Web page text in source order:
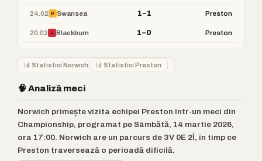
24.02 D Swansea 1–1 Preston
20.02 L Blackburn 1–0 Preston
📊 Statistici Norwich 📊 Statistici Preston
🧠 Analiză meci
Norwich primește vizita echipei Preston într-un meci din
Championship, programat pe Sâmbătă, 14 martie 2026,
ora 17:00. Norwich are un parcurs de 3V 0E 2Î, în timp ce
Preston traversează o perioadă dificilă.